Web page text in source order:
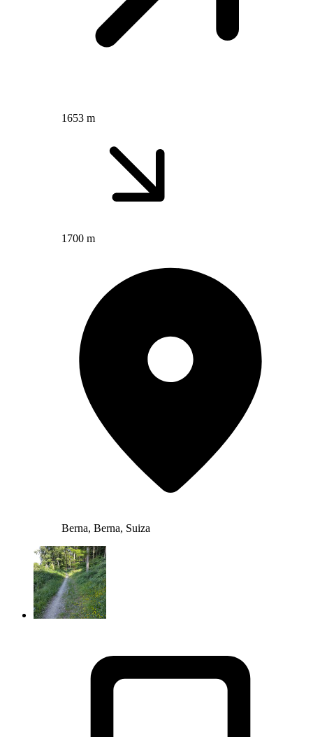
1653 m
1700 m
Berna, Berna, Suiza